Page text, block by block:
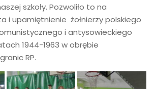
szkoły. Pozwoliło to na
i upamiętnienie żołnierzy polskiego
i antysowieckiego
1944-1963 w obrębie
RP.